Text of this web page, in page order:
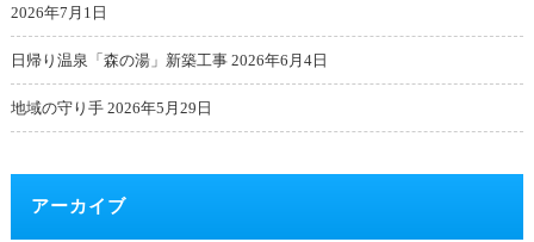
2026年7月1日
日帰り温泉「森の湯」新築工事 2026年6月4日
地域の守り手 2026年5月29日
アーカイブ